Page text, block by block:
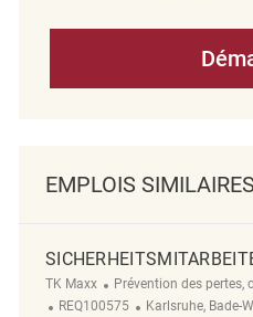
EMPLOIS SIMILAIRES
TK Maxx Catégorie
Prévention des pertes,
ReqId
REQ100575 Emplacement
Karlsruhe, Bade-